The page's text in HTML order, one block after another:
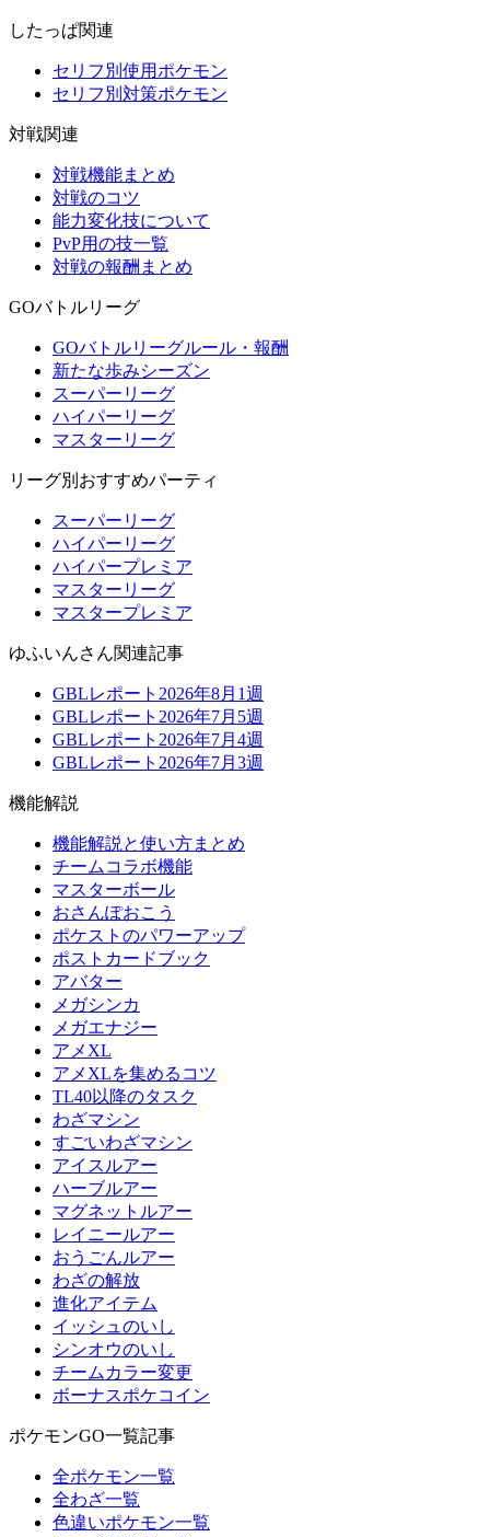
したっぱ関連
セリフ別使用ポケモン
セリフ別対策ポケモン
対戦関連
対戦機能まとめ
対戦のコツ
能力変化技について
PvP用の技一覧
対戦の報酬まとめ
GOバトルリーグ
GOバトルリーグルール・報酬
新たな歩みシーズン
スーパーリーグ
ハイパーリーグ
マスターリーグ
リーグ別おすすめパーティ
スーパーリーグ
ハイパーリーグ
ハイパープレミア
マスターリーグ
マスタープレミア
ゆふいんさん関連記事
GBLレポート2026年8月1週
GBLレポート2026年7月5週
GBLレポート2026年7月4週
GBLレポート2026年7月3週
機能解説
機能解説と使い方まとめ
チームコラボ機能
マスターボール
おさんぽおこう
ポケストのパワーアップ
ポストカードブック
アバター
メガシンカ
メガエナジー
アメXL
アメXLを集めるコツ
TL40以降のタスク
わざマシン
すごいわざマシン
アイスルアー
ハーブルアー
マグネットルアー
レイニールアー
おうごんルアー
わざの解放
進化アイテム
イッシュのいし
シンオウのいし
チームカラー変更
ボーナスポケコイン
ポケモンGO一覧記事
全ポケモン一覧
全わざ一覧
色違いポケモン一覧